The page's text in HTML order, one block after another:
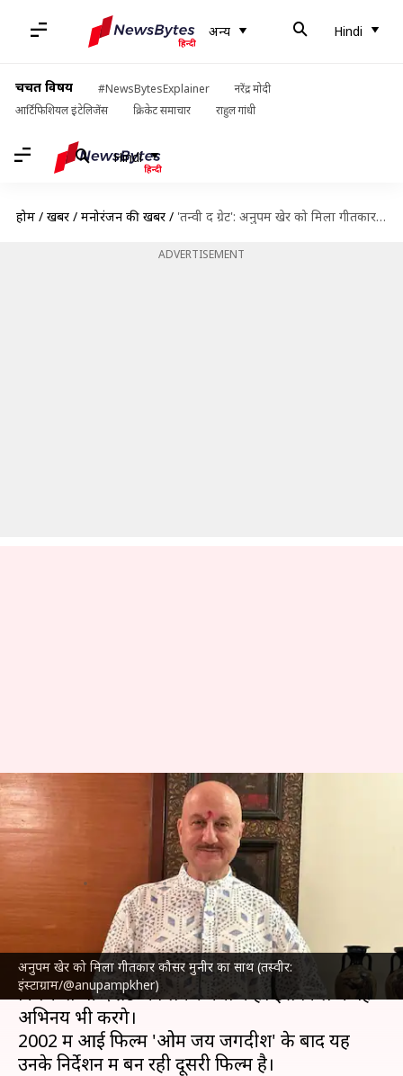
अन्य Hindi
चर्चित विषय #NewsBytesExplainer
नरेंद्र मोदी
आर्टिफिशियल इंटेलिजेंस
क्रिकेट समाचार राहुल गांधी
Hindi
होम / खबरें / मनोरंजन की खबरें / 'तन्वी द ग्रेट': अनुपम खेर को मिला गीतकार कौसर मुनीर का साथ, साझा की तस्वीर
ADVERTISEMENT
अनुपम खेर को मिला गीतकार कौसर मुनीर का साथ (तस्वीर:
इंस्टाग्राम/@anupampkher)
'तन्वी द ग्रेट': अनुपम खेर को मिला
गीतकार कौसर मुनीर का साथ, साझा
की तस्वीर
Apr 30, 2024 11:54 am
अभिनेताअनुपम खेरइन दिनों अपने निर्देशन में बन रही
फिल्म 'तन्वी द ग्रेट' को लेकर चर्चा में हैं। इस फिल में वह
अभिनय भी करेंगे।
2002 में आई फिल्म 'ओम जय जगदीश' के बाद यह
उनके निर्देशन में बन रही दूसरी फिल्म है।